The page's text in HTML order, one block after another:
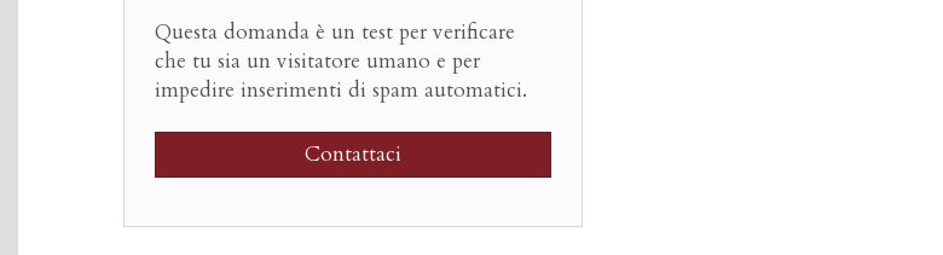
Questa domanda è un test per verificare
che tu sia un visitatore umano e per
impedire inserimenti di spam automatici.
Contattaci